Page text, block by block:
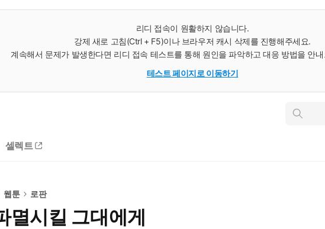
리디 접속이 원활하지 않습니다.
강제 새로 고침(Ctrl + F5)이나 브라우저 캐시 삭제를 진행해주세요.
계속해서 문제가 발생한다면 리디 접속 테스트를 통해 원인을 파악하고 대응 방법을 안
테스트 페이지로 이동하기
인
셀렉트
웹툰 로판
멸시킬 그대에게